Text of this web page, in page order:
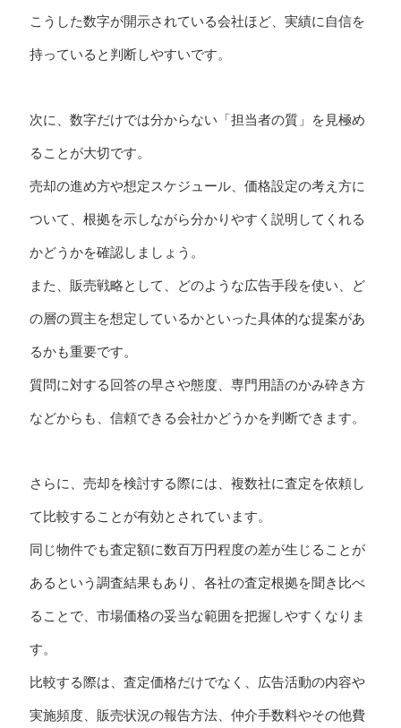
こうした数字が開示されている会社ほど、実績に自信を
持っていると判断しやすいです。
次に、数字だけでは分からない「担当者の質」を見極め
ることが大切です。
売却の進め方や想定スケジュール、価格設定の考え方に
ついて、根拠を示しながら分かりやすく説明してくれる
かどうかを確認しましょう。
また、販売戦略として、どのような広告手段を使い、ど
の層の買主を想定しているかといった具体的な提案があ
るかも重要です。
質問に対する回答の早さや態度、専門用語のかみ砕き方
などからも、信頼できる会社かどうかを判断できます。
さらに、売却を検討する際には、複数社に査定を依頼し
て比較することが有効とされています。
同じ物件でも査定額に数百万円程度の差が生じることが
あるという調査結果もあり、各社の査定根拠を聞き比べ
ることで、市場価格の妥当な範囲を把握しやすくなりま
す。
比較する際は、査定価格だけでなく、広告活動の内容や
実施頻度、販売状況の報告方法、仲介手数料やその他費